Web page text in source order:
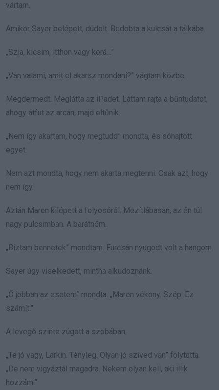
vártam.
Amikor Sayer belépett, dúdolt. Bedobta a kulcsát a tálkába.
„Szia, kicsim, itthon vagy korá…”
„Van valami, amit el akarsz mondani?” vágtam közbe.
Megdermedt. Meglátta az iPadet. Láttam rajta a bűntudatot,
ahogy átfut az arcán, majd eltűnik.
„Nem így akartam, hogy megtudd” mondta, és sóhajtott
egyet.
Nem azt mondta, hogy nem akarta megtenni. Csak azt, hogy
nem így.
Aztán Maren kilépett a folyosóról. Mezítlábasan, az én túl
nagy pulcsimban. A barátnőm.
„Bíztam bennetek” mondtam. Furcsán nyugodt volt a hangom.
Sayer úgy viselkedett, mintha alkudoznánk.
„Ő jobban az esetem” mondta. „Maren vékony. Szép. Ez
számít.”
A levegő szinte zúgott a szobában.
„Te jó vagy, Larkin. Tényleg. Olyan jó szíved van” folytatta.
„De nem vigyáztál magadra. Nekem olyan kell, aki illik
hozzám.”